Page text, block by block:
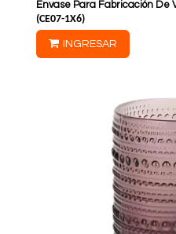
Envase Para Fabricación De
(CE07-1X6)
INGRESAR